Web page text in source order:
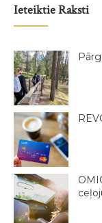
Ieteiktie Raksti